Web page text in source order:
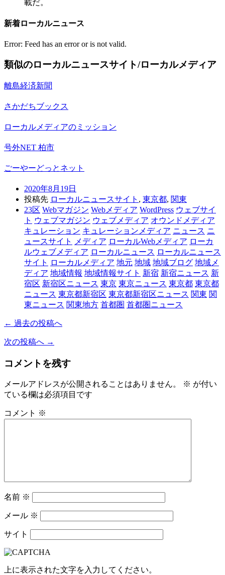
載だ。
新着ローカルニュース
Error: Feed has an error or is not valid.
類似のローカルニュースサイト/ローカルメディア
離島経済新聞
さかだちブックス
ローカルメディアのミッション
号外NET 柏市
ごーやーどっとネット
2020年8月19日
投稿先 ローカルニュースサイト , 東京都, 関東
23区 Webマガジン Webメディア WordPress ウェブサイ
ト ウェブマガジン ウェブメディア オウンドメディア
キュレーション キュレーションメディア ニュース ニ
ュースサイト
メディア ローカルWebメディア ローカ
ルウェブメディア ローカルニュース ローカルニュース
サイト
ローカルメディア 地元 地域 地域ブログ 地域メ
ディア 地域情報 地域情報サイト 新宿 新宿ニュース 新
宿区 新宿区ニュース 東京 東京ニュース 東京都 東京都
ニュース 東京都新宿区 東京都新宿区ニュース 関東 関
東ニュース 関東地方 首都圏 首都圏ニュース
← 過去の投稿へ
次の投稿へ →
コメントを残す
メールアドレスが公開されることはありません。 ※ が付い
ている欄は必須項目です
コメント ※
名前 ※
メール ※
サイト
上に表示された文字を入力してください。